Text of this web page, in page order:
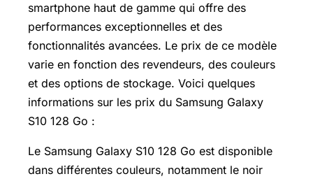
smartphone haut de gamme qui offre des
performances exceptionnelles et des
fonctionnalités avancées. Le prix de ce modèle
varie en fonction des revendeurs, des couleurs
et des options de stockage. Voici quelques
informations sur les prix du Samsung Galaxy
S10 128 Go :
Le Samsung Galaxy S10 128 Go est disponible
dans différentes couleurs, notamment le noir